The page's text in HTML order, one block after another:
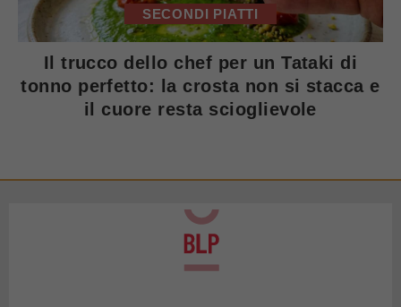
SECONDI PIATTI
Il trucco dello chef per un Tataki di
tonno perfetto: la crosta non si stacca e
il cuore resta scioglievole